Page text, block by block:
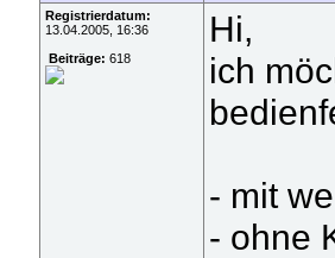
Registrierdatum:
13.04.2005, 16:36
Beiträge: 618
Hi,
ich
- mit
- ohne